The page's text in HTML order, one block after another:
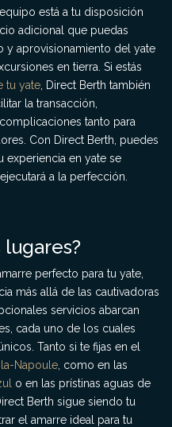
está a tu disposición
adicional que puedas
y aprovisionamiento del yate
en tierra. Si estás
tu yate , Direct Berth también
la transacción,
tanto para
Con Direct Berth, puedes
experiencia en yate se
a la perfección.
perfecto para tu yate,
más allá de las cautivadoras
servicios abarcan
cada uno de los cuales
Tanto si te fijas en el
Napoule , como en las
o en las prístinas aguas de
Berth sigue siendo tu
el amarre ideal para tu